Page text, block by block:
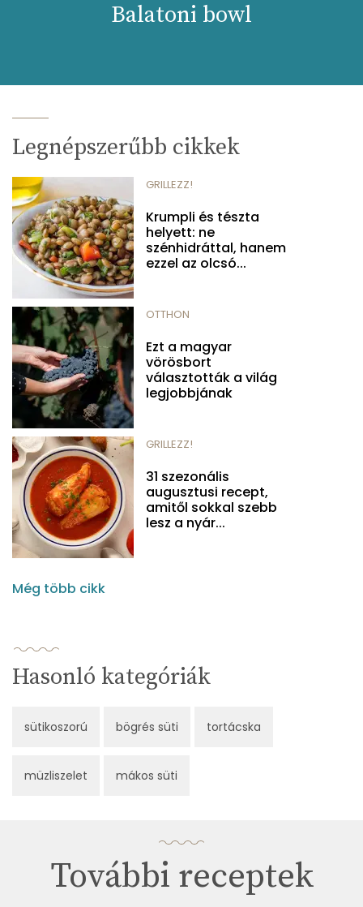
Balatoni bowl
Legnépszerűbb cikkek
GRILLEZZ!
Krumpli és tészta
helyett: ne
szénhidráttal, hanem
ezzel az olcsó...
OTTHON
Ezt a magyar
vörösbort
választották a világ
legjobbjának
GRILLEZZ!
31 szezonális
augusztusi recept,
amitől sokkal szebb
lesz a nyár...
Még több cikk
Hasonló kategóriák
sütikoszorú bögrés süti tortácska
müzliszelet mákos süti
További receptek